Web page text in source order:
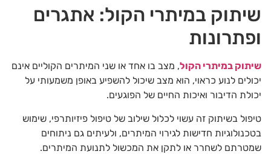
שיתוק במיתרי הקול: אתגרים
ופתרונות
שיתוק במיתרי הקול, מצב בו אחד או שני המיתרים הקוליים אינם
יכולים לנוע כראוי, הוא מצב שיכול להשפיע באופן משמעותי על
יכולת הדיבור ואיכות החיים של הפוגעים.
טיפול בשיתוק זה עשוי לכלול שילוב של טיפול פיזיותרפי, שימוש
בטכנולוגיות חדישות לגירוי המיתרים, ולעיתים גם ניתוחים
שמטרתם לשחרר או לתקן את המכשול לתנועת המיתרים.